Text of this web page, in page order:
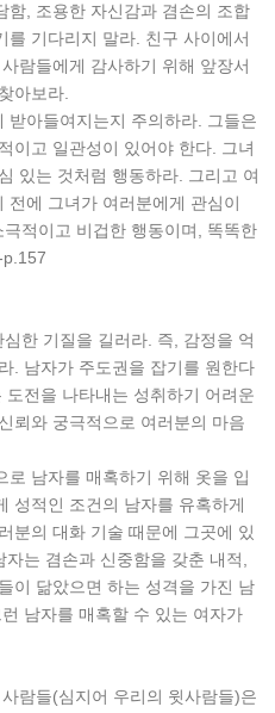
함, 조용한 자신감과 겸손의 조합
를 기다리지 말라. 친구 사이에서
람들에게 감사하기 위해 앞장서
아보라.
받아들여지는지 주의하라. 그들은
이고 일관성이 있어야 한다. 그녀
있는 것처럼 행동하라. 그리고 여
전에 그녀가 여러분에게 관심이
극적이고 비겁한 행동이며, 똑똑한
한 기질을 길러라. 즉, 감정을 억
. 남자가 주도권을 잡기를 원한다
전을 나타내는 성취하기 어려운
뢰와 궁극적으로 여러분의 마음
로 남자를 매혹하기 위해 옷을 입
성적인 조건의 남자를 유혹하게
분의 대화 기술 때문에 그곳에 있
는 겸손과 신중함을 갖춘 내적,
이 닮았으면 하는 성격을 가진 남
남자를 매혹할 수 있는 여자가
람들(심지어 우리의 윗사람들)은